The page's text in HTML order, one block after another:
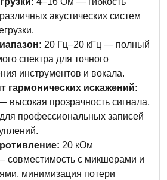
акустических систем
20 Гц–20 кГц — полный
спектра для точного
инструментов и вокала.
гармонических искажений:
высокая прозрачность сигнала,
профессиональных записей
20 кОм
совместимость с микшерами и
минимизация потери